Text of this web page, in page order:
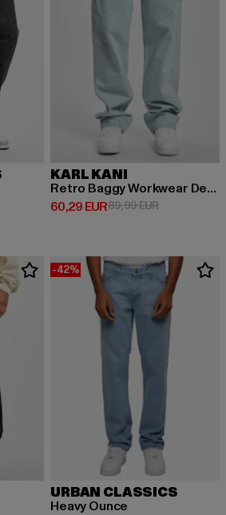
49,99 EUR
KARL KANI
Retro Baggy Workwear Denim Loose Fit
60,29 EUR
Derzeitiger Preis: 60,29 EUR
89,99 EURAktionspreis:
-42%
URBAN CLASSICS
Heavy Ounce